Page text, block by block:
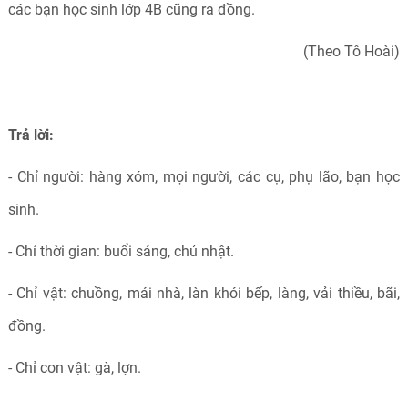
các bạn học sinh lớp 4B cũng ra đồng.
(Theo Tô Hoài)
Trả lời:
- Chỉ người: hàng xóm, mọi người, các cụ, phụ lão, bạn học
sinh.
- Chỉ thời gian: buổi sáng, chủ nhật.
- Chỉ vật: chuồng, mái nhà, làn khói bếp, làng, vải thiều, bãi,
đồng.
- Chỉ con vật: gà, lợn.